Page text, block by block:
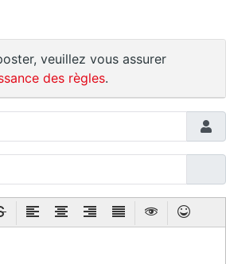
veuillez vous assurer
des règles.